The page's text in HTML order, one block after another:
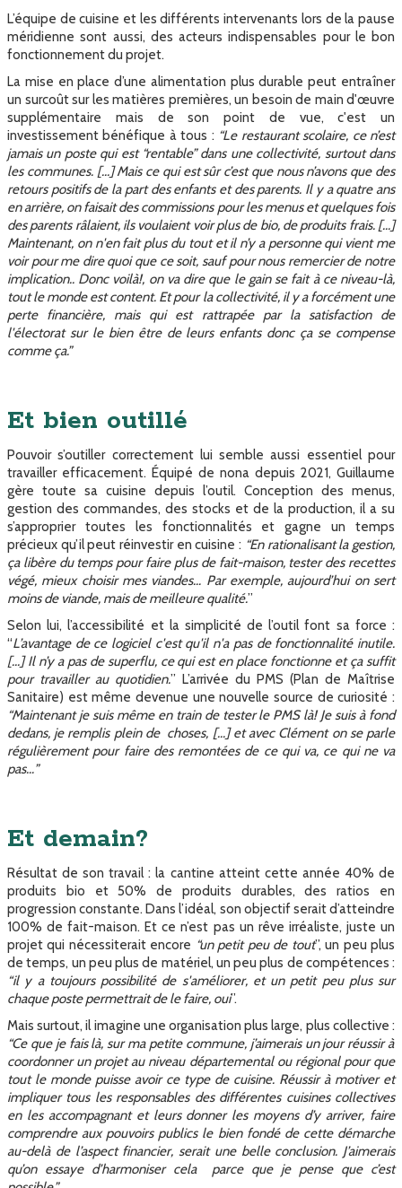
L’équipe de cuisine et les différents intervenants lors de la pause
méridienne sont aussi, des acteurs indispensables pour le bon
fonctionnement du projet.
La mise en place d’une alimentation plus durable peut entraîner
un surcoût sur les matières premières, un besoin de main d'œuvre
supplémentaire mais de son point de vue, c'est un
investissement bénéfique à tous : “Le restaurant scolaire, ce n’est
jamais un poste qui est “rentable” dans une collectivité, surtout dans
les communes. [...] Mais ce qui est sûr c’est que nous n’avons que des
retours positifs de la part des enfants et des parents. Il y a quatre ans
en arrière, on faisait des commissions pour les menus et quelques fois
des parents râlaient, ils voulaient voir plus de bio, de produits frais. [...]
Maintenant, on n'en fait plus du tout et il n’y a personne qui vient me
voir pour me dire quoi que ce soit, sauf pour nous remercier de notre
implication.. Donc voilà!, on va dire que le gain se fait à ce niveau-là,
tout le monde est content. Et pour la collectivité, il y a forcément une
perte financière, mais qui est rattrapée par la satisfaction de
l'électorat sur le bien être de leurs enfants donc ça se compense
comme ça.”
Et bien outillé
Pouvoir s’outiller correctement lui semble aussi essentiel pour
travailler efficacement. Équipé de nona depuis 2021, Guillaume
gère toute sa cuisine depuis l’outil. Conception des menus,
gestion des commandes, des stocks et de la production, il a su
s’approprier toutes les fonctionnalités et gagne un temps
précieux qu’il peut réinvestir en cuisine : “En rationalisant la gestion,
ça libère du temps pour faire plus de fait-maison, tester des recettes
végé, mieux choisir mes viandes… Par exemple, aujourd’hui on sert
moins de viande, mais de meilleure qualité.”
Selon lui, l’accessibilité et la simplicité de l’outil font sa force :
“L’avantage de ce logiciel c'est qu'il n'a pas de fonctionnalité inutile.
[...] Il n’y a pas de superflu, ce qui est en place fonctionne et ça suffit
pour travailler au quotidien.” L’arrivée du PMS (Plan de Maîtrise
Sanitaire) est même devenue une nouvelle source de curiosité :
“Maintenant je suis même en train de tester le PMS là! Je suis à fond
dedans, je remplis plein de choses, [...] et avec Clément on se parle
régulièrement pour faire des remontées de ce qui va, ce qui ne va
pas…”
Et demain?
Résultat de son travail : la cantine atteint cette année 40% de
produits bio et 50% de produits durables, des ratios en
progression constante. Dans l’idéal, son objectif serait d’atteindre
100% de fait-maison. Et ce n’est pas un rêve irréaliste, juste un
projet qui nécessiterait encore “un petit peu de tout”, un peu plus
de temps, un peu plus de matériel, un peu plus de compétences :
“il y a toujours possibilité de s'améliorer, et un petit peu plus sur
chaque poste permettrait de le faire, oui”.
Mais surtout, il imagine une organisation plus large, plus collective :
“Ce que je fais là, sur ma petite commune, j’aimerais un jour réussir à
coordonner un projet au niveau départemental ou régional pour que
tout le monde puisse avoir ce type de cuisine. Réussir à motiver et
impliquer tous les responsables des différentes cuisines collectives
en les accompagnant et leurs donner les moyens d’y arriver, faire
comprendre aux pouvoirs publics le bien fondé de cette démarche
au-delà de l’aspect financier, serait une belle conclusion. J’aimerais
qu’on essaye d’harmoniser cela parce que je pense que c’est